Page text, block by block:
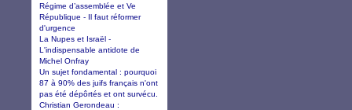
Régime d’assemblée et Ve
République - Il faut réformer
d'urgence
La Nupes et Israël -
L'indispensable antidote de
Michel Onfray
Un sujet fondamental : pourquoi
87 à 90% des juifs français n'ont
pas été dépôrtés et ont survécu.
Christian Gerondeau :